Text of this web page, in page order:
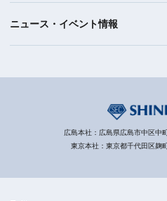
ニュース・イベント情報
広島本社：広島県広島市中区中
東京本社：東京都千代田区麹